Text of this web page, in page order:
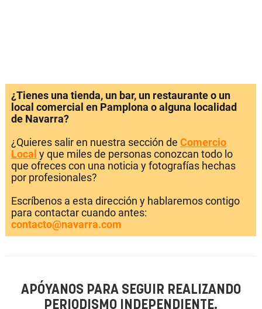
¿Tienes una tienda, un bar, un restaurante o un
local comercial en Pamplona o alguna localidad
de Navarra?
¿Quieres salir en nuestra sección de Comercio
Local y que miles de personas conozcan todo lo
que ofreces con una noticia y fotografías hechas
por profesionales?
Escríbenos a esta dirección y hablaremos contigo
para contactar cuando antes:
contacto@navarra.com
APÓYANOS PARA SEGUIR REALIZANDO
PERIODISMO INDEPENDIENTE.